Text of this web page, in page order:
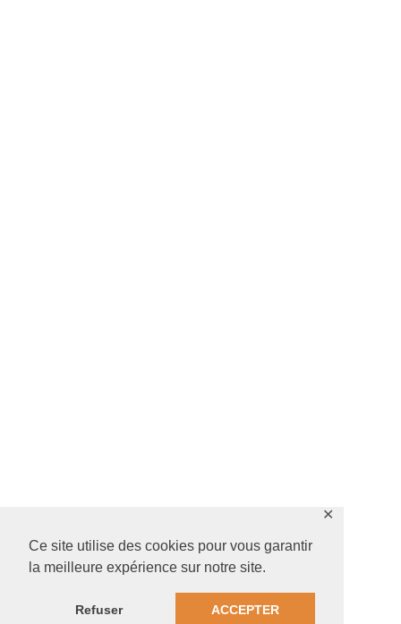
Ce site utilise des cookies pour vous garantir
la meilleure expérience sur notre site.
Refuser ACCEPTER
✕